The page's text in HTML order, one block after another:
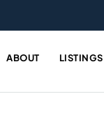
ABOUT LISTINGS